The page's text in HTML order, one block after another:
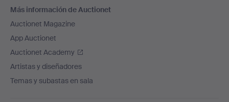
Más información de Auctionet
Auctionet Magazine
App Auctionet
Auctionet Academy
Artistas y diseñadores
Temas y subastas en sala